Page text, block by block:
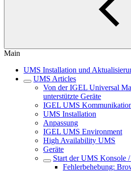
Main
UMS Installation und
UMS Articles
Von der IGEL Universal
unterstützte Geräte
IGEL UMS
UMS Installation
Anpassung
IGEL UMS Environment
High Availability UMS
Geräte
Start der UMS Konsole
Fehlerbehebung: